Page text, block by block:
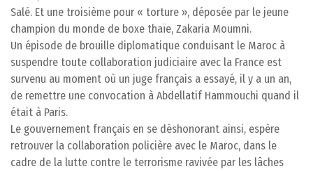
Salé. Et une troisième pour « torture », déposée par le jeune
champion du monde de boxe thaïe, Zakaria Moumni.
Un épisode de brouille diplomatique conduisant le Maroc à
suspendre toute collaboration judiciaire avec la France est
survenu au moment où un juge français a essayé, il y a un an,
de remettre une convocation à Abdellatif Hammouchi quand il
était à Paris.
Le gouvernement français en se déshonorant ainsi, espère
retrouver la collaboration policière avec le Maroc, dans le
cadre de la lutte contre le terrorisme ravivée par les lâches